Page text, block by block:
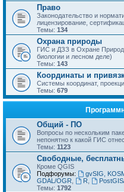
Право
Законодательство и
лицензирование,
Темы: 134
Охрана природы
ГИС и ДЗЗ в Охране
биологии и лесном деле)
Темы: 143
Координаты и
Системы координат,
Темы: 679
Общий - ПО
Вопросы по нескольким
непонятно к какой ГИС
Темы: 1123
Свободные,
Кроме QGIS
Подфорумы:
gvSIG,
GDAL/OGR
R
Темы: 1792